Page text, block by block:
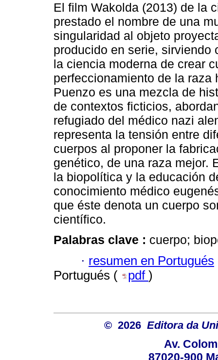
El film Wakolda (2013) de la
prestado el nombre de una
singularidad al objeto
producido en serie, sirviendo
la ciencia moderna de crear
perfeccionamiento de la
Puenzo es una mezcla de
de contextos ficticios,
refugiado del médico nazi
representa la tensión entre
cuerpos al proponer la
genético, de una raza mejor.
la biopolítica y la educación
conocimiento médico
que éste denota un cuerpo
científico.
Palabras clave : cuerpo;
· resumen en Portugués
Portugués (
pdf )
© 2026 Editora da
Av.
87020-900